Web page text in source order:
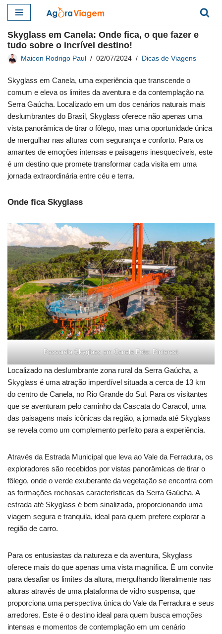
para
o
conteúdo
Skyglass em Canela: Onde fica, o que fazer e
tudo sobre o incrível destino!
Maicon Rodrigo Paul 02/07/2024 Dicas de Viagens
Skyglass em Canela, uma experiência que transcende o
comum e eleva os limites da aventura e da contemplação na
Serra Gaúcha. Localizado em um dos cenários naturais mais
deslumbrantes do Brasil, Skyglass oferece não apenas uma
vista panorâmica de tirar o fôlego, mas uma oportunidade única
de mergulhar nas alturas com segurança e conforto. Para os
amantes de emoções intensas e paisagens inesquecíveis, este
é um destino que promete transformar cada visita em uma
jornada extraordinária entre céu e terra.
Onde fica Skyglass
Passarela Skyglass em Canela Foto: Pinterest
Localizado na deslumbrante zona rural da Serra Gaúcha, a
Skyglass é uma atração imperdível situada a cerca de 13 km
do centro de Canela, no Rio Grande do Sul. Para os visitantes
que se aventuram pelo caminho da Cascata do Caracol, uma
das paisagens mais icônicas da região, a jornada até Skyglass
se revela como um complemento perfeito para a experiência.
Através da Estrada Municipal que leva ao Vale da Ferradura, os
exploradores são recebidos por vistas panorâmicas de tirar o
fôlego, onde o verde exuberante da vegetação se encontra com
as formações rochosas características da Serra Gaúcha. A
estrada até Skyglass é bem sinalizada, proporcionando uma
viagem segura e tranquila, ideal para quem prefere explorar a
região de carro.
Para os entusiastas da natureza e da aventura, Skyglass
oferece mais do que apenas uma vista magnífica. É um convite
para desafiar os limites da altura, mergulhando literalmente nas
alturas através de uma plataforma de vidro suspensa, que
proporciona uma perspectiva única do Vale da Ferradura e seus
arredores. Este é o destino ideal para quem busca emoções
intensas e momentos de contemplação em um cenário